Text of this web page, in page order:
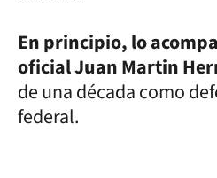
En principio, lo
oficial Juan Martin
de una década como
federal.